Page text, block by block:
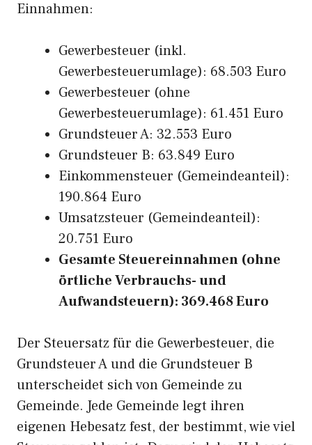
Einnahmen:
Gewerbesteuer (inkl.
Gewerbesteuerumlage): 68.503 Euro
Gewerbesteuer (ohne
Gewerbesteuerumlage): 61.451 Euro
Grundsteuer A: 32.553 Euro
Grundsteuer B: 63.849 Euro
Einkommensteuer (Gemeindeanteil):
190.864 Euro
Umsatzsteuer (Gemeindeanteil):
20.751 Euro
Gesamte Steuereinnahmen (ohne
örtliche Verbrauchs- und
Aufwandsteuern): 369.468 Euro
Der Steuersatz für die Gewerbesteuer, die
Grundsteuer A und die Grundsteuer B
unterscheidet sich von Gemeinde zu
Gemeinde. Jede Gemeinde legt ihren
eigenen Hebesatz fest, der bestimmt, wie viel